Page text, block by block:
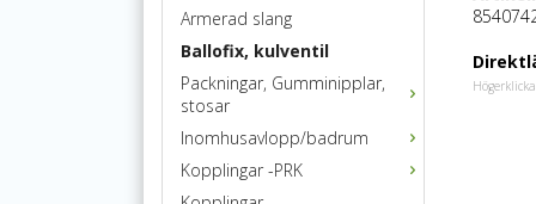
Armerad slang
Ballofix, kulventil
Packningar, Gumminipplar,
stosar
Inomhusavlopp/badrum
Kopplingar -PRK